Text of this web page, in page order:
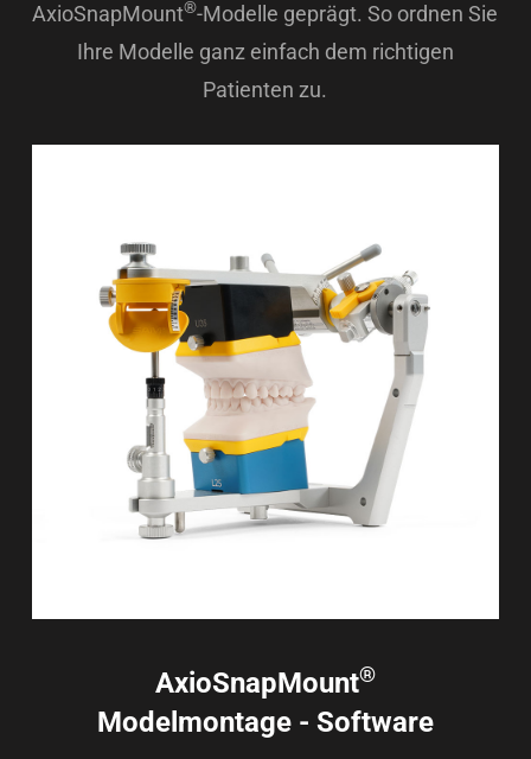
AxioSnapMount®-Modelle geprägt. So ordnen Sie
Ihre Modelle ganz einfach dem richtigen
Patienten zu.
AxioSnapMount®
Modelmontage - Software